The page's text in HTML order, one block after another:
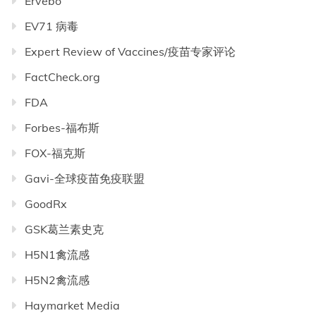
EV71 病毒
Expert Review of Vaccines/疫苗专家评论
FactCheck.org
FDA
Forbes-福布斯
FOX-福克斯
Gavi-全球疫苗免疫联盟
GoodRx
GSK葛兰素史克
H5N1禽流感
H5N2禽流感
Haymarket Media